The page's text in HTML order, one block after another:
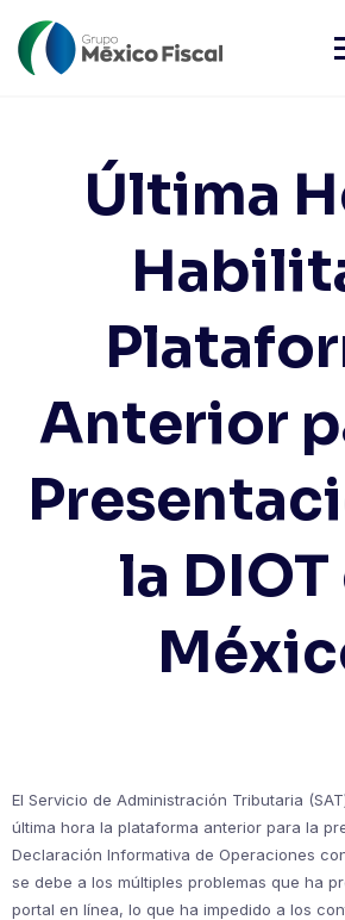
contenido
Última
Anterior
la DIOT
El Servicio de Administración Tributaria
última hora la plataforma anterior para la
Declaración Informativa de Operaciones
se debe a los múltiples problemas que ha
portal en línea, lo que ha impedido a los